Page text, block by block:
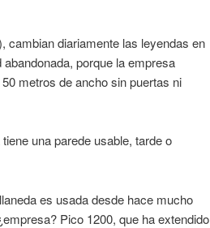
cambian diariamente las leyendas en
porque la empresa
metros de ancho sin puertas ni
una parede usable, tarde o
es usada desde hace mucho
Pico 1200, que ha extendido